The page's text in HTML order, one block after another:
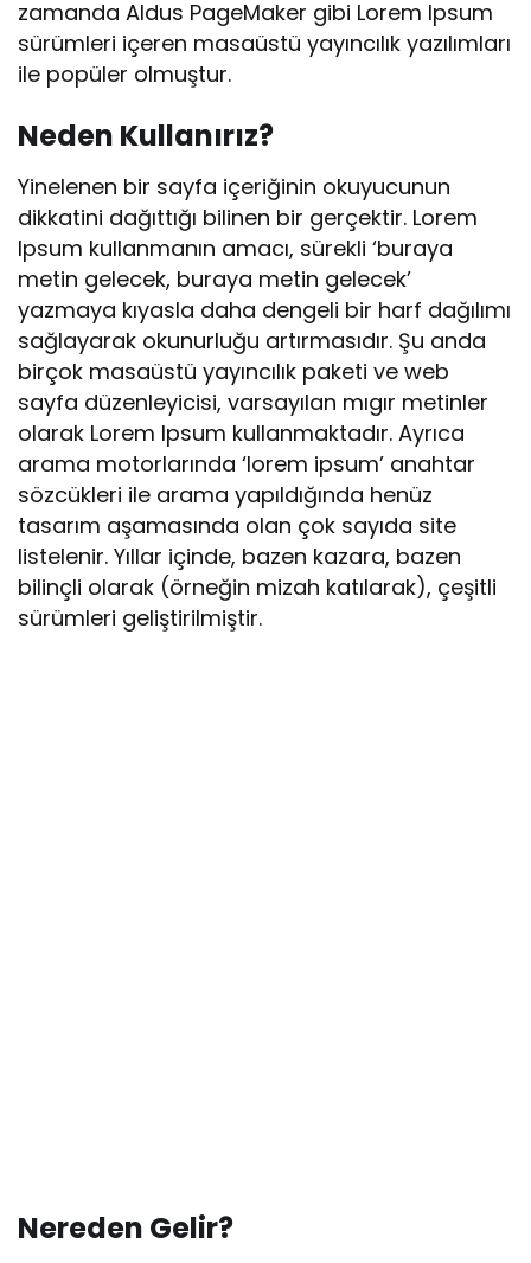
zamanda Aldus PageMaker gibi Lorem Ipsum
sürümleri içeren masaüstü yayıncılık yazılımları
ile popüler olmuştur.
Neden Kullanırız?
Yinelenen bir sayfa içeriğinin okuyucunun
dikkatini dağıttığı bilinen bir gerçektir. Lorem
Ipsum kullanmanın amacı, sürekli ‘buraya
metin gelecek, buraya metin gelecek’
yazmaya kıyasla daha dengeli bir harf dağılımı
sağlayarak okunurluğu artırmasıdır. Şu anda
birçok masaüstü yayıncılık paketi ve web
sayfa düzenleyicisi, varsayılan mıgır metinler
olarak Lorem Ipsum kullanmaktadır. Ayrıca
arama motorlarında ‘lorem ipsum’ anahtar
sözcükleri ile arama yapıldığında henüz
tasarım aşamasında olan çok sayıda site
listelenir. Yıllar içinde, bazen kazara, bazen
bilinçli olarak (örneğin mizah katılarak), çeşitli
sürümleri geliştirilmiştir.
Nereden Gelir?